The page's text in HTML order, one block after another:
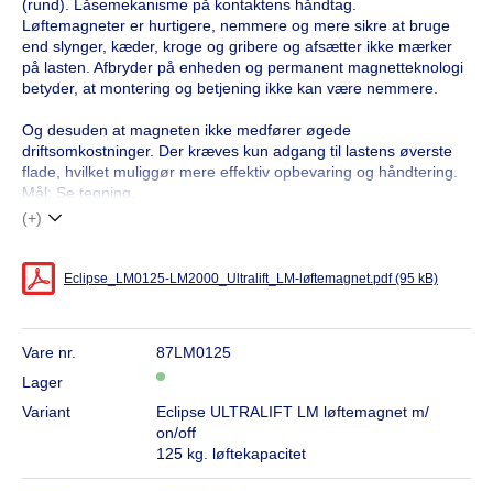
(rund). Låsemekanisme på kontaktens håndtag.
Løftemagneter er hurtigere, nemmere og mere sikre at bruge
end slynger, kæder, kroge og gribere og afsætter ikke mærker
på lasten. Afbryder på enheden og permanent magnetteknologi
betyder, at montering og betjening ikke kan være nemmere.
Og desuden at magneten ikke medfører øgede
driftsomkostninger. Der kræves kun adgang til lastens øverste
flade, hvilket muliggør mere effektiv opbevaring og håndtering.
Mål: Se tegning.
(+)
Eclipse_LM0125-LM2000_Ultralift_LM-løftemagnet.pdf (95 kB)
Vare nr.
87LM0125
Lager
Variant
Eclipse ULTRALIFT LM løftemagnet m/
on/off
125 kg. løftekapacitet